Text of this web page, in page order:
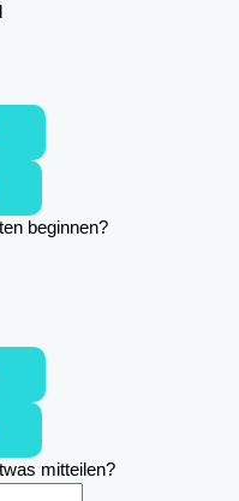
beginnen?
mitteilen?